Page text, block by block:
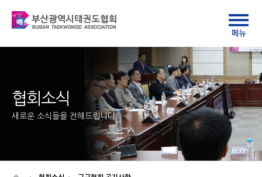
협회소식
새로운 소식들을 전해드립니다